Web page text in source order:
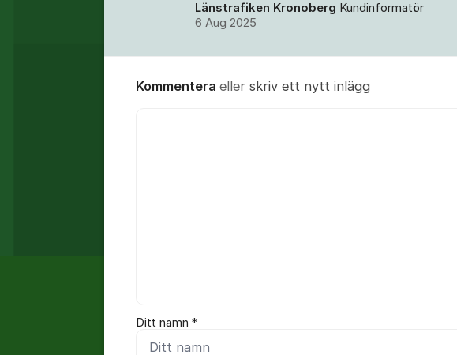
Länstrafiken Kronoberg Kundinformatör
6 Aug 2025
Kommentera eller skriv ett nytt inlägg
Ditt namn *